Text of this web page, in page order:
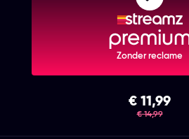
Zonder reclame
€ 11,99
was
€ 14,99